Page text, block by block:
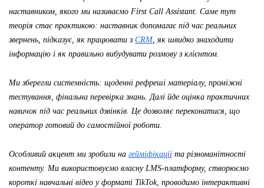
наставником, якого ми називаємо First Call Assistant. Саме тут
теорія стає практикою: наставник допомагає під час реальних
звернень, підказує, як працювати з CRM, як швидко знаходити
інформацію і як правильно вибудувати розмову з клієнтом.
Ми зберегли системність: щоденні рефреші матеріалу, проміжні
тестування, фінальна перевірка знань. Далі йде оцінка практичних
навичок під час реальних дзвінків. Це дозволяє переконатися, що
оператор готовий до самостійної роботи.
Особливий акцент ми зробили на гейміфікаціїта різноманітності
контенту. Ми використовуємо власну LMS-платформу, створюємо
короткі навчальні відео у форматі TikTok, проводимо інтерактивні